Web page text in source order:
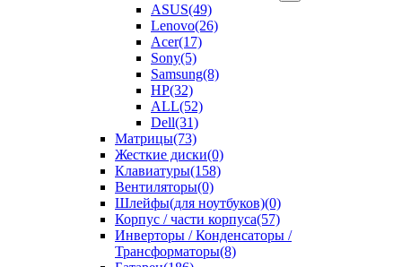
ASUS(49)
Lenovo(26)
Acer(17)
Sony(5)
Samsung(8)
HP(32)
ALL(52)
Dell(31)
Матрицы(73)
Жесткие диски(0)
Клавиатуры(158)
Вентиляторы(0)
Шлейфы(для ноутбуков)(0)
Корпус / части корпуса(57)
Инверторы / Конденсаторы /
Трансформаторы(8)